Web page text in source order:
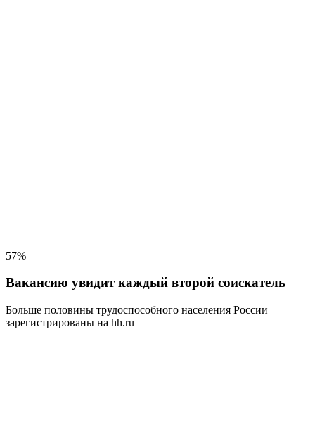
57%
Вакансию увидит каждый второй соискатель
Больше половины трудоспособного населения России
зарегистрированы на hh.ru